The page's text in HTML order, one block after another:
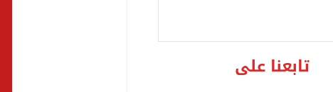
تابعنا على